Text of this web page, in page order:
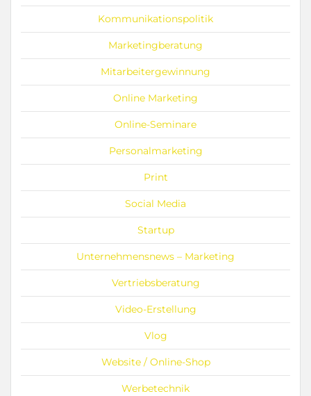
Kommunikationspolitik
Marketingberatung
Mitarbeitergewinnung
Online Marketing
Online-Seminare
Personalmarketing
Print
Social Media
Startup
Unternehmensnews – Marketing
Vertriebsberatung
Video-Erstellung
Vlog
Website / Online-Shop
Werbetechnik